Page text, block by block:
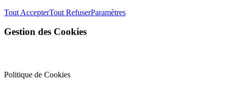
Tout AccepterTout RefuserParamètres
Gestion des Cookies
Politique de Cookies